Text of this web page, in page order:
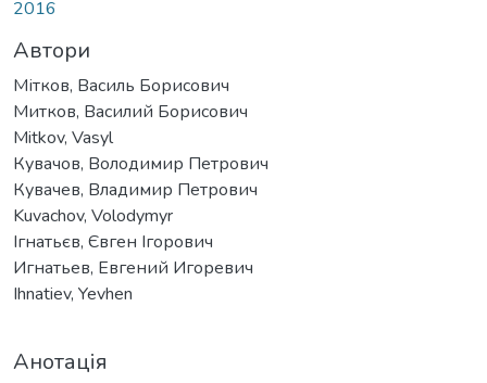
2016
Автори
Мітков, Василь Борисович
Митков, Василий Борисович
Mitkov, Vasyl
Кувачов, Володимир Петрович
Кувачев, Владимир Петрович
Kuvachov, Volodymyr
Ігнатьєв, Євген Ігорович
Игнатьев, Евгений Игоревич
Ihnatiev, Yevhen
Анотація